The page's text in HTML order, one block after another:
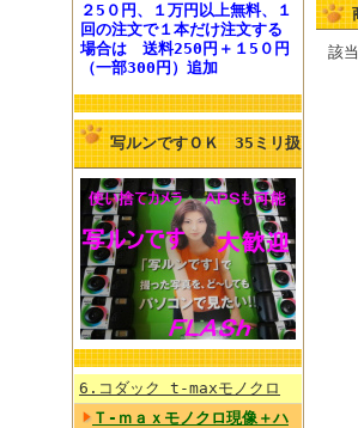
２5０円、１万円以上無料、１
回の注文で１本だけ注文する
場合は 送料250円 ＋１5０円
（一部300円）追加
写ルンですＯＫ 35ミリ扱
6.コダック t-maxモノクロ
Ｔ-ｍａｘモノクロ現像＋ハ
該